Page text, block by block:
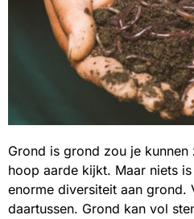
Grond is grond zou je kunnen
hoop aarde kijkt. Maar niets
enorme diversiteit aan grond.
daartussen. Grond kan vol